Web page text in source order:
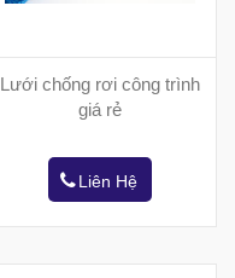
Lưới chống rơi công trình
giá rẻ
Liên Hệ